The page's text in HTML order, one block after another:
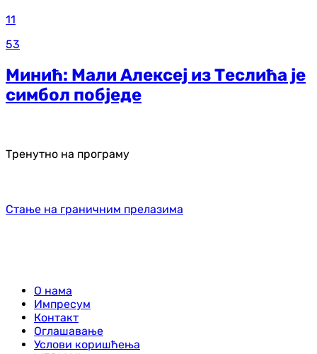
11
53
Минић: Мали Алексеј из Теслића је
симбол побједе
Тренутно на програму
Стање на граничним прелазима
О нама
Импресум
Контакт
Оглашавање
Услови коришћења